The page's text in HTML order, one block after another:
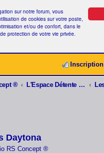
sur notre forum, vous
de cookies sur votre poste,
et/ou de confort, dans le
protection de votre vie privée.
Inscription
® L'Espace Détente Clio RS Concept ®
Daytona
RS Concept ®